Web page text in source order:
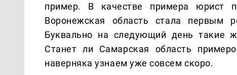
пример. В качестве примера юрист
Воронежская область стала первым
Буквально на следующий день такие
Станет ли Самарская область
наверняка узнаем уже совсем скоро.